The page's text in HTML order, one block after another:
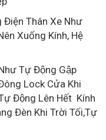
Điện Thân Xe Như
Xuống Kính, Hệ
Tự Động Gập
Lock Cửa Khi
Động Lên Hết Kính
Đèn Khi Trời Tối,Tự